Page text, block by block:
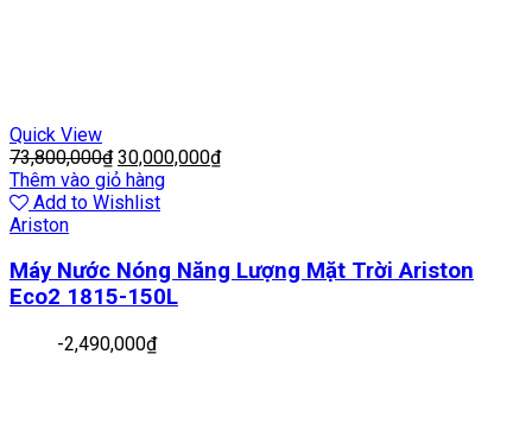
Quick View
73,800,000₫ 30,000,000₫
Thêm vào giỏ hàng
Add to Wishlist
Ariston
Máy Nước Nóng Năng Lượng Mặt Trời Ariston
Eco2 1815-150L
-2,490,000₫